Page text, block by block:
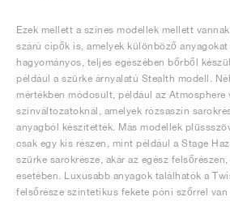
Ezek mellett a színes modellek mellett
szárú cipők is, amelyek különböző
hagyományos, teljes egészében bőrből
például a szürke árnyalatú Stealth modell.
mértékben módosult, például az Atmosphere
színváltozatoknál, amelyek rózsaszín
anyagból készítették. Más modellek
csak egy kis részen, mint például a Stage
szürke sarokrésze, akár az egész
esetében. Luxusabb anyagok találhatók a
felsőrésze szintetikus fekete póni szőrrel